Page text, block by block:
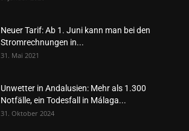
Neuer Tarif: Ab 1. Juni kann man bei den
Stromrechnungen in...
31. Mai 2021
Unwetter in Andalusien: Mehr als 1.300
Notfälle, ein Todesfall in Málaga...
31. Oktober 2024